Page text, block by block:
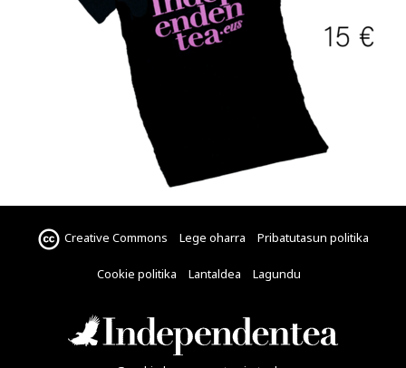
Creative Commons Lege oharra Pribatutasun politika
Cookie politika Lantaldea Lagundu